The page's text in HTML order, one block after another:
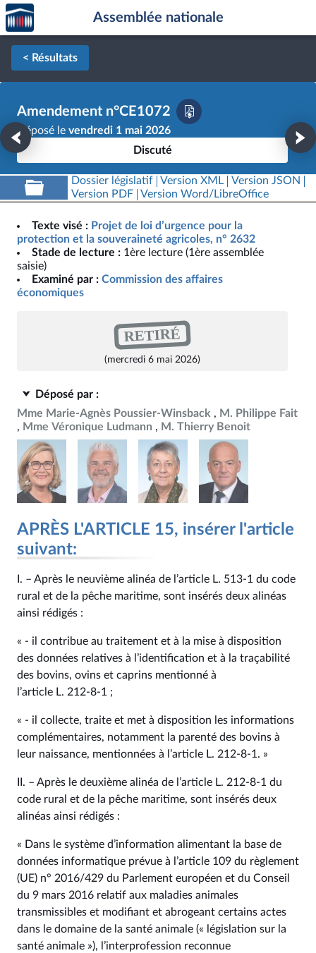
Aller au contenu
Aller en bas de la page
Accèder
à la
page
d'accueil
Assemblée nationale
< Résultats
Amendement n°CE1072
Déposé le vendredi 1 mai 2026
Discuté
Dossier législatif Version XML
Version JSON
Version PDF
Version Word/LibreOffice
Texte visé : Projet de loi d’urgence pour la
protection et la souveraineté agricoles, n° 2632
Stade de lecture : 1ère lecture (1ère assemblée
saisie)
Examiné par : Commission des affaires
économiques
RETIRÉ
(mercredi 6 mai 2026)
Déposé par :
Mme Marie-Agnès Poussier-Winsback
M. Philippe Fait
Mme Véronique Ludmann
M. Thierry Benoit
APRÈS L'ARTICLE 15, insérer l'article
suivant:
I. – Après le neuvième alinéa de l’article L. 513‑1 du code
rural et de la pêche maritime, sont insérés deux alinéas
ainsi rédigés :
« - il contribue au traitement et à la mise à disposition
des données relatives à l’identification et à la traçabilité
des bovins, ovins et caprins mentionné à
l’article L. 212‑8-1 ;
« - il collecte, traite et met à disposition les informations
complémentaires, notamment la parenté des bovins à
leur naissance, mentionnées à l’article L. 212‑8-1. »
II. – Après le deuxième alinéa de l’article L. 212‑8-1 du
code rural et de la pêche maritime, sont insérés deux
alinéas ainsi rédigés :
« Dans le système d’information alimentant la base de
données informatique prévue à l’article 109 du règlement
(UE) n° 2016/429 du Parlement européen et du Conseil
du 9 mars 2016 relatif aux maladies animales
transmissibles et modifiant et abrogeant certains actes
dans le domaine de la santé animale (« législation sur la
santé animale »), l’interprofession reconnue